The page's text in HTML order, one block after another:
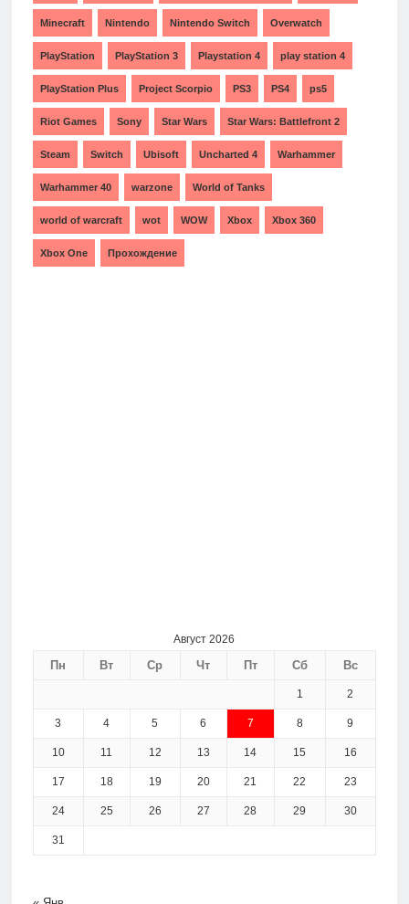
Minecraft Nintendo Nintendo Switch Overwatch
PlayStation PlayStation 3 Playstation 4 play station 4
PlayStation Plus Project Scorpio PS3 PS4 ps5
Riot Games Sony Star Wars Star Wars: Battlefront 2
Steam Switch Ubisoft Uncharted 4 Warhammer
Warhammer 40 warzone World of Tanks
world of warcraft wot WOW Xbox Xbox 360
Xbox One Прохождение
Август 2026
Пн Вт Ср Чт Пт Сб Вс
1 2
3 4 5 6 7 8 9
10 11 12 13 14 15 16
17 18 19 20 21 22 23
24 25 26 27 28 29 30
31